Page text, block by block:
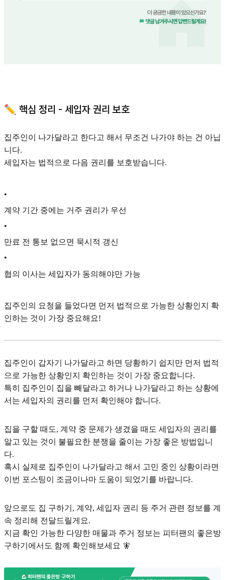
✏️ 핵심 정리 - 세입자 권리 보호
집주인이 나가달라고 한다고 해서 무조건 나가야 하는 건 아닙
니다.
세입자는 법적으로 다음 권리를 보호받습니다.
•
계약 기간 중에는 거주 권리가 우선
•
만료 전 통보 없으면 묵시적 갱신
•
협의 이사는 세입자가 동의해야만 가능
집주인의 요청을 들었다면 먼저 법적으로 가능한 상황인지 확
인하는 것이 가장 중요해요!
집주인이 갑자기 나가달라고 하면 당황하기 쉽지만 먼저 법적
으로 가능한 상황인지 확인하는 것이 가장 중요합니다.
특히 집주인이 집을 빼달라고 하거나 나가달라고 하는 상황에
서는 세입자의 권리를 먼저 확인해야 합니다.
집을 구할 때도, 계약 중 문제가 생겼을 때도 세입자의 권리를
알고 있는 것이 불필요한 분쟁을 줄이는 가장 좋은 방법입니
다.
혹시 실제로 집주인이 나가달라고 해서 고민 중인 상황이라면
이번 포스팅이 조금이나마 도움이 되었기를 바랍니다.
앞으로도 집 구하기, 계약, 세입자 권리 등 주거 관련 정보를 계
속 정리해 전달드릴게요.
지금 확인 가능한 다양한 매물과 주거 정보는 피터팬의 좋은방
구하기에서도 함께 확인해보세요 🧚